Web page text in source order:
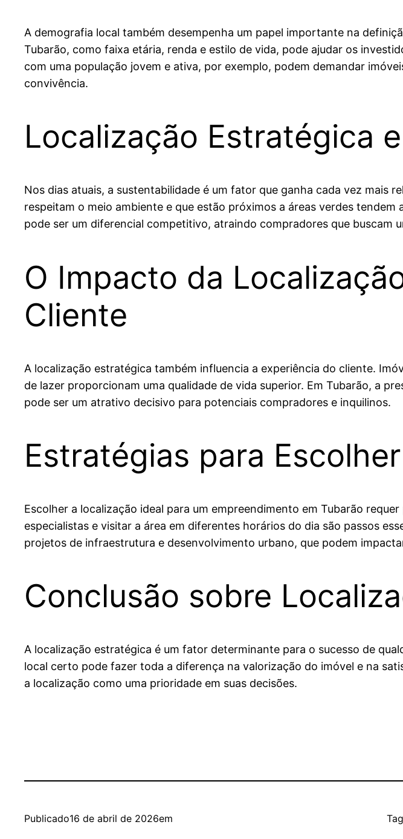
A demografia local também desempenha um papel importante na
Tubarão, como faixa etária, renda e estilo de vida, pode ajudar os
com uma população jovem e ativa, por exemplo, podem demandar
convivência.
Localização Estratégica
Nos dias atuais, a sustentabilidade é um fator que ganha cada vez mais
respeitam o meio ambiente e que estão próximos a áreas verdes
pode ser um diferencial competitivo, atraindo compradores que buscam
O Impacto da
Cliente
A localização estratégica também influencia a experiência do cliente.
de lazer proporcionam uma qualidade de vida superior. Em Tubarão, a
pode ser um atrativo decisivo para potenciais compradores e inquilinos.
Estratégias para
Escolher a localização ideal para um empreendimento em Tubarão
especialistas e visitar a área em diferentes horários do dia são passos
projetos de infraestrutura e desenvolvimento urbano, que podem
Conclusão sobre
A localização estratégica é um fator determinante para o sucesso de
local certo pode fazer toda a diferença na valorização do imóvel e na
a localização como uma prioridade em suas decisões.
Publicado16 de abril de 2026em